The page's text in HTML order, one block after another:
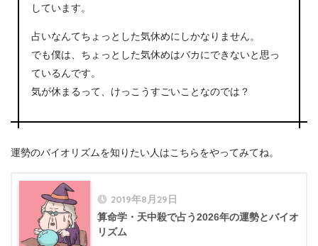
しています。
占いなんてちょっとした気休めにしかなりません。
でも僕は、ちょっとした気休めはバカにできないと思っ
ているんです。
気が休まるって、けっこうすごいことなのでは？
運勢のバイオリズムを知りたい人はこちらをやってみてね。
2019年8月29日
算命学・天中殺で占う2026年の運勢とバイオ
リズム